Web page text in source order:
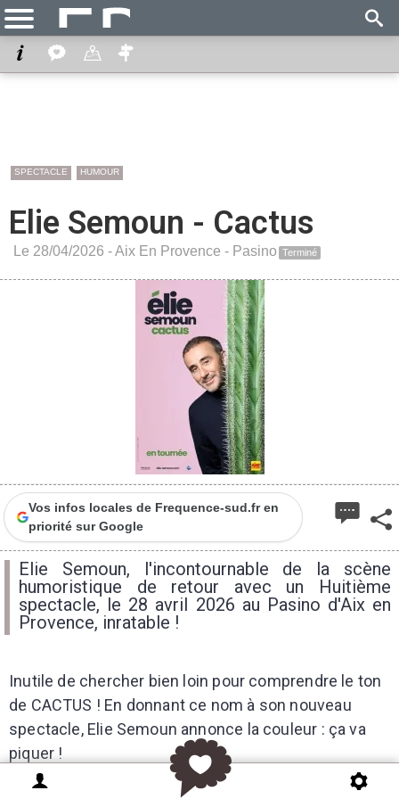
SPECTACLE HUMOUR
Elie Semoun - Cactus
Le 28/04/2026 -Aix En Provence - Pasino Terminé
Vos infos locales de Frequence-sud.fr en
priorité sur Google
Elie Semoun, l'incontournable de la scène
humoristique de retour avec un Huitième
spectacle, le 28 avril 2026 au Pasino d'Aix en
Provence, inratable !
Inutile de chercher bien loin pour comprendre le ton
de CACTUS ! En donnant ce nom à son nouveau
spectacle, Elie Semoun annonce la couleur : ça va
piquer !
Depuis 30 ans, l'humoriste s’est imposé comme l’un